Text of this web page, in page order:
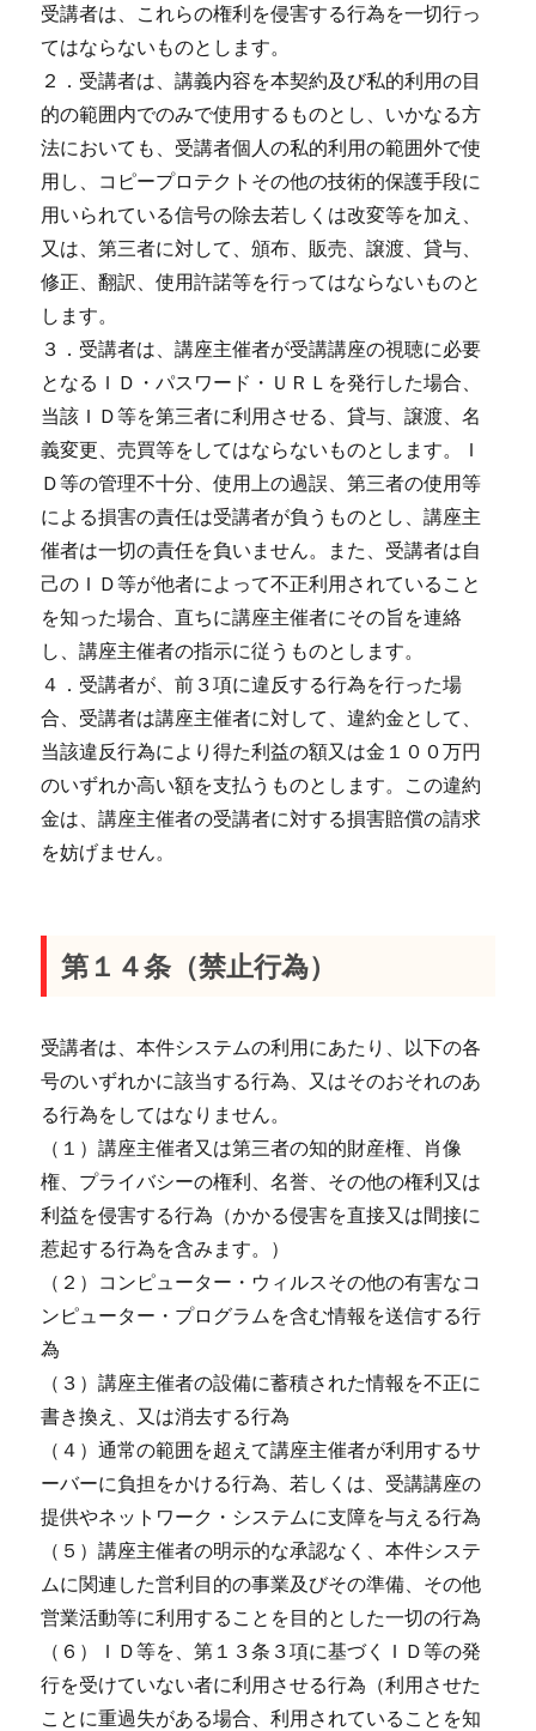
受講者は、これらの権利を侵害する行為を一切行っ
てはならないものとします。
２．受講者は、講義内容を本契約及び私的利用の目
的の範囲内でのみで使用するものとし、いかなる方
法においても、受講者個人の私的利用の範囲外で使
用し、コピープロテクトその他の技術的保護手段に
用いられている信号の除去若しくは改変等を加え、
又は、第三者に対して、頒布、販売、譲渡、貸与、
修正、翻訳、使用許諾等を行ってはならないものと
します。
３．受講者は、講座主催者が受講講座の視聴に必要
となるＩＤ・パスワード・ＵＲＬを発行した場合、
当該ＩＤ等を第三者に利用させる、貸与、譲渡、名
義変更、売買等をしてはならないものとします。Ｉ
Ｄ等の管理不十分、使用上の過誤、第三者の使用等
による損害の責任は受講者が負うものとし、講座主
催者は一切の責任を負いません。また、受講者は自
己のＩＤ等が他者によって不正利用されていること
を知った場合、直ちに講座主催者にその旨を連絡
し、講座主催者の指示に従うものとします。
４．受講者が、前３項に違反する行為を行った場
合、受講者は講座主催者に対して、違約金として、
当該違反行為により得た利益の額又は金１００万円
のいずれか高い額を支払うものとします。この違約
金は、講座主催者の受講者に対する損害賠償の請求
を妨げません。
第１４条（禁止行為）
受講者は、本件システムの利用にあたり、以下の各
号のいずれかに該当する行為、又はそのおそれのあ
る行為をしてはなりません。
（１）講座主催者又は第三者の知的財産権、肖像
権、プライバシーの権利、名誉、その他の権利又は
利益を侵害する行為（かかる侵害を直接又は間接に
惹起する行為を含みます。）
（２）コンピューター・ウィルスその他の有害なコ
ンピューター・プログラムを含む情報を送信する行
為
（３）講座主催者の設備に蓄積された情報を不正に
書き換え、又は消去する行為
（４）通常の範囲を超えて講座主催者が利用するサ
ーバーに負担をかける行為、若しくは、受講講座の
提供やネットワーク・システムに支障を与える行為
（５）講座主催者の明示的な承認なく、本件システ
ムに関連した営利目的の事業及びその準備、その他
営業活動等に利用することを目的とした一切の行為
（６）ＩＤ等を、第１３条３項に基づくＩＤ等の発
行を受けていない者に利用させる行為（利用させた
ことに重過失がある場合、利用されていることを知